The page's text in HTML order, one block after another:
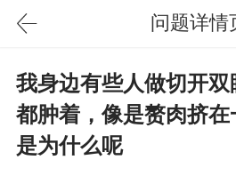
问题详情
我身边有些人做切开
都肿着，像是赘肉挤
是为什么呢